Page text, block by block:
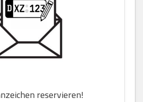
reservieren!